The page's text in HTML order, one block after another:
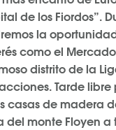
de los Fiordos”.
la
como el
distrito de la
Tarde
casas de madera
del monte Floyen a